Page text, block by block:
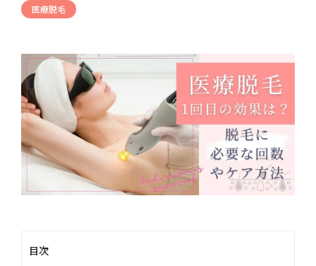
医療脱毛
目次